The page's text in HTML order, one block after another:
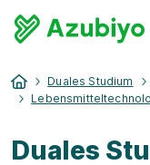
Duales Studium
Duales